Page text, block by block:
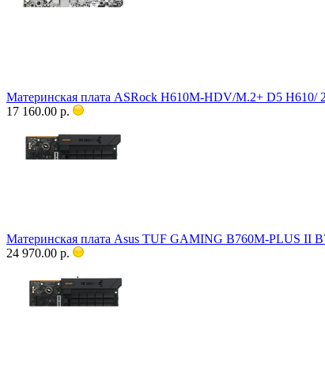
Материнская плата ASRock H610M-HDV/M.2+ D5
17 160.00 р.
Материнская плата Asus TUF GAMING B760M-PLUS II
24 970.00 р.